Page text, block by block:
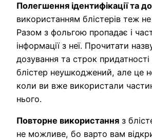
Полегшення ідентифікації та
використанням блістерів теж не
Разом з фольгою пропадає і
інформації з неї. Прочитати
дозування та строк
блістер неушкоджений, але це
коли ви вже використали
нього.
Повторне використання з
не можливе, бо варто вам